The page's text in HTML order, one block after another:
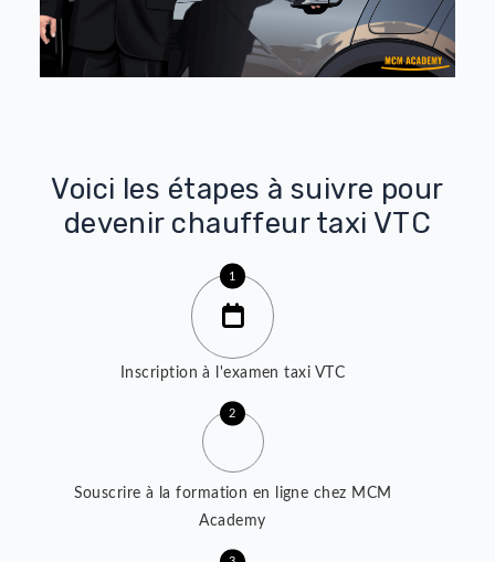
dans les démarches création de votre entreprise
tant que
chauffeur privéindépendant ou pour travailler